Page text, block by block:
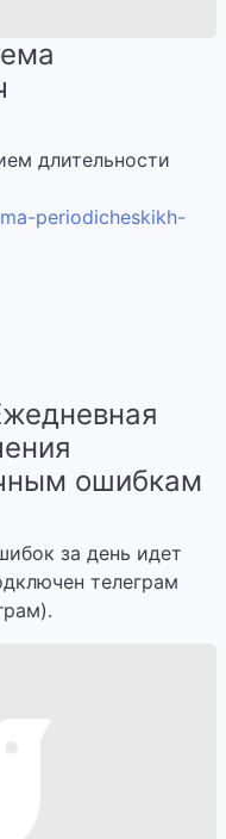
длительности
periodicheskikh-
ошибкам
за день идет
телеграм